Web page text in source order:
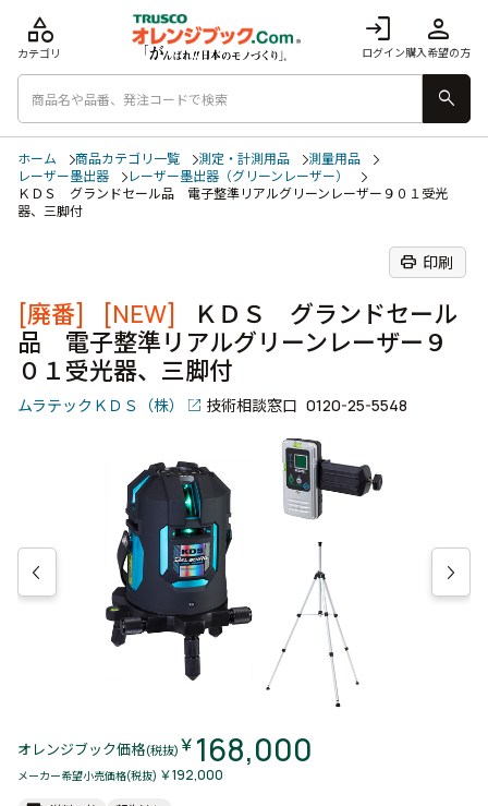
login
ログイン
person
購入希望の方
category
カテゴリ
search
ホーム 商品カテゴリ一覧 測定・計測用品
測量用品
レーザー墨出器
レーザー墨出器（グリーンレーザー）
ＫＤＳ グランドセール品 電子整準リアルグリーンレーザー９０１受光
器、三脚付
print 印刷
[廃番] [NEW]
ＫＤＳ グランドセール
品 電子整準リアルグリーンレーザー９
０１受光器、三脚付
ムラテックＫＤＳ（株） 技術相談窓口 0120-25-5548
オレンジブック価格(税抜) ￥ 168,000
メーカー希望小売価格(税抜) ￥192,000